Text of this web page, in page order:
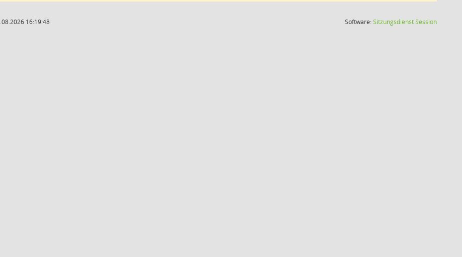
16:19:48 Software:SitzungsdienstSession(Wird in